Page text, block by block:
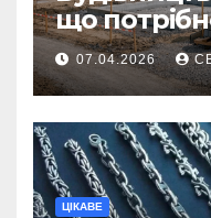
що
першої
ділянку
07.04.2026
ЦІКАВЕ